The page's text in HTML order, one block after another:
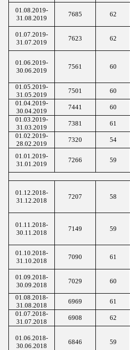
01.08.2019-
31.08.2019
7685 62
01.07.2019-
31.07.2019
7623 62
01.06 .2019-
30 .06 .2019
7561 60
01.05 .2019-
31 .05 .2019
7501 60
01.04 .2019-
30 .04 .2019
7441 60
01. 03 .2019-
31 .03 .2019
7381 61
01.02.2019-
28.02.2019
7320 54
01. 01 .201 9-
31. 01 .201 9
7266 59
01.1 2 .2018-
31 .1 2 .2018
7207 58
01.1 1 .2018-
30 .1 1 .2018
7149 59
01.10.2018-
31.10.2018
7090 61
01.09 .2018-
30 .09 .2018
7029 60
01.08 .2018-
31.08 .2018
6969 61
01.07 .2018-
31 .07 .2018
6908 62
01.06 .2018-
30 .06 .2018
6846 59